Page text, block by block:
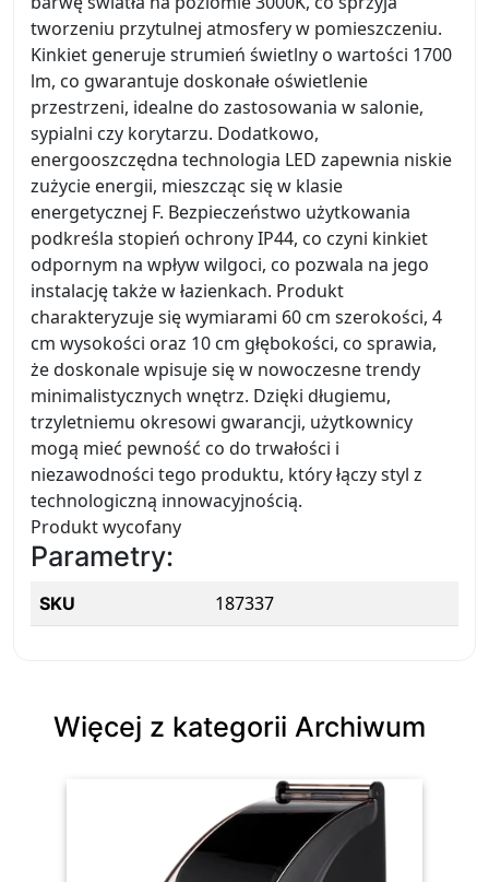
tworzeniu przytulnej atmosfery w pomieszczeniu.
Kinkiet generuje strumień świetlny o wartości 1700
lm, co gwarantuje doskonałe oświetlenie
przestrzeni, idealne do zastosowania w salonie,
sypialni czy korytarzu. Dodatkowo,
energooszczędna technologia LED zapewnia niskie
zużycie energii, mieszcząc się w klasie
energetycznej F. Bezpieczeństwo użytkowania
podkreśla stopień ochrony IP44, co czyni kinkiet
odpornym na wpływ wilgoci, co pozwala na jego
instalację także w łazienkach. Produkt
charakteryzuje się wymiarami 60 cm szerokości, 4
cm wysokości oraz 10 cm głębokości, co sprawia,
że doskonale wpisuje się w nowoczesne trendy
minimalistycznych wnętrz. Dzięki długiemu,
trzyletniemu okresowi gwarancji, użytkownicy
mogą mieć pewność co do trwałości i
niezawodności tego produktu, który łączy styl z
technologiczną innowacyjnością.
Produkt wycofany
Parametry:
SKU 187337
Więcej z kategorii Archiwum